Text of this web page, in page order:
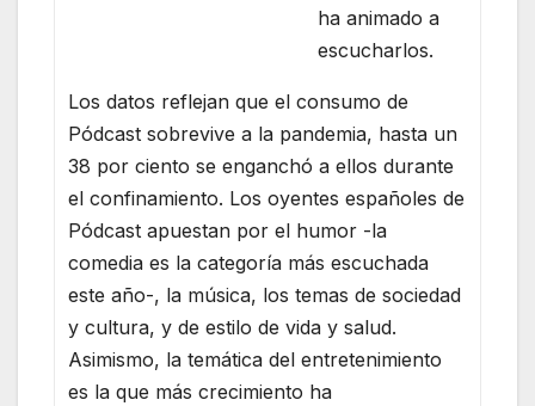
ha animado a
escucharlos.
Los datos reflejan que el consumo de
Pódcast sobrevive a la pandemia, hasta un
38 por ciento se enganchó a ellos durante
el confinamiento. Los oyentes españoles de
Pódcast apuestan por el humor -la
comedia es la categoría más escuchada
este año-, la música, los temas de sociedad
y cultura, y de estilo de vida y salud.
Asimismo, la temática del entretenimiento
es la que más crecimiento ha